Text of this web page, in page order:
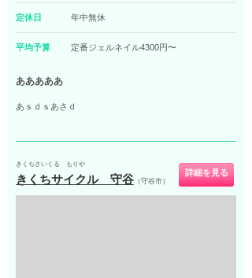
定休日 年中無休
平均予算 定番ジェルネイル4300円〜
あああああ
あｓｄｓあさｄ
きくちさいくる もりや
きくちサイクル 守谷 （守谷市）
詳細を見る